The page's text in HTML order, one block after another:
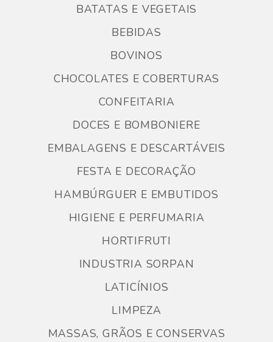
BATATAS E VEGETAIS
BEBIDAS
BOVINOS
CHOCOLATES E COBERTURAS
CONFEITARIA
DOCES E BOMBONIERE
EMBALAGENS E DESCARTÁVEIS
FESTA E DECORAÇÃO
HAMBÚRGUER E EMBUTIDOS
HIGIENE E PERFUMARIA
HORTIFRUTI
INDUSTRIA SORPAN
LATICÍNIOS
LIMPEZA
MASSAS, GRÃOS E CONSERVAS